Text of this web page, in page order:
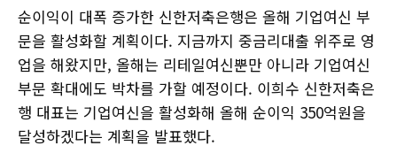
순이익이 대폭 증가한 신한저축은행은 올해 기업여신 부
문을 활성화할 계획이다. 지금까지 중금리대출 위주로 영
업을 해왔지만, 올해는 리테일여신뿐만 아니라 기업여신
부문 확대에도 박차를 가할 예정이다. 이희수 신한저축은
행 대표는 기업여신을 활성화해 올해 순이익 350억원을
달성하겠다는 계획을 발표했다.